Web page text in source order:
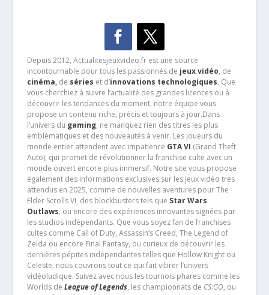
Depuis 2012, Actualitesjeuxvideo.fr est une source
incontournable pour tous les passionnés de jeux vidéo, de
cinéma,de séries et d’innovations technologiques. Que
vous cherchiez à suivre l’actualité des grandes licences ou à
découvrir les tendances du moment, notre équipe vous
propose un contenu riche, précis et toujours à jour.Dans
l’univers du gaming, ne manquez rien des titres les plus
emblématiques et des nouveautés à venir. Les joueurs du
monde entier attendent avec impatience GTA VI (Grand Theft
Auto), qui promet de révolutionner la franchise culte avec un
monde ouvert encore plus immersif. Notre site vous propose
également des informations exclusives sur les jeux vidéo très
attendus en 2025, comme de nouvelles aventures pour The
Elder Scrolls VI, des blockbusters tels que Star Wars
Outlaws, ou encore des expériences innovantes signées par
les studios indépendants. Que vous soyez fan de franchises
cultes comme Call of Duty, Assassin’s Creed, The Legend of
Zelda ou encore Final Fantasy, ou curieux de découvrir les
dernières pépites indépendantes telles que Hollow Knight ou
Celeste, nous couvrons tout ce qui fait vibrer l’univers
vidéoludique. Suivez avec nous les tournois phares comme les
Worlds de League of Legends, les championnats de CS:GO, ou